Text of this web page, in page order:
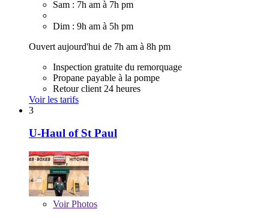
Sam : 7h am à 7h pm
Dim : 9h am à 5h pm
Ouvert aujourd'hui de 7h am à 8h pm
Inspection gratuite du remorquage
Propane payable à la pompe
Retour client 24 heures
Voir les tarifs
3
U-Haul of St Paul
VoirPhotos